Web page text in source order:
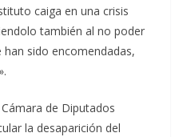
caiga en una crisis
también al no poder
sido encomendadas,
de Diputados
la desaparición del